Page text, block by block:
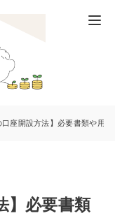
口座開設方法】必要書類や用
】必要書類